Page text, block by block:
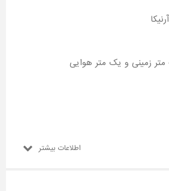
زمینی و یک متر هوایی
اطلاعات بیشتر